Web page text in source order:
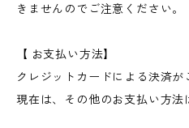
きませんのでご注意ください。
【 お支払い方法】
クレジットカードによる決済が
現在は、その他のお支払い方法